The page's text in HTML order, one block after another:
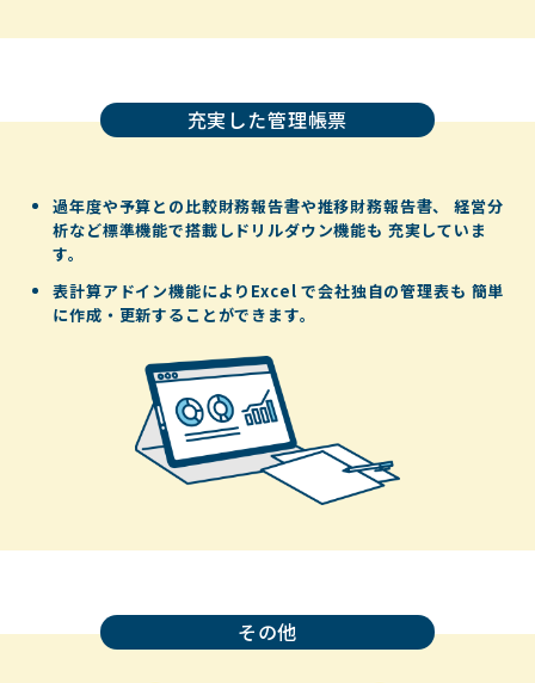
充実した管理帳票
過年度や予算との比較財務報告書や推移財務報告書、
経営分
析など標準機能で搭載しドリルダウン機能も 充実していま
す。
表計算アドイン機能によりExcel で会社独自の管理表も 簡単
に作成・更新することができます。
その他